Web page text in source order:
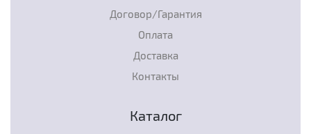
Договор/Гарантия
Оплата
Доставка
Контакты
Каталог